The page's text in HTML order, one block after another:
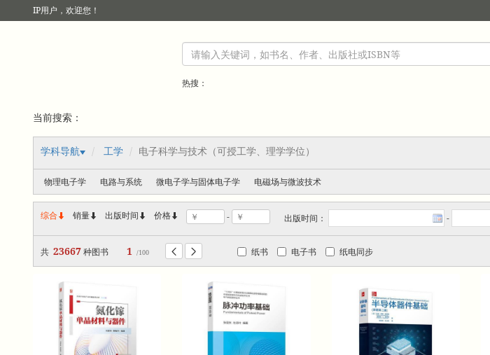
IP用户，欢迎您！
热搜：
当前搜索：
学科导航 工学 电子科学与技术（可授工学、理学学位）
物理电子学 电路与系统 微电子学与固体电子学 电磁场与微波技术
综合 销量 出版时间  价格 - 出版时间： -
共 23667种图书 1 /100   纸书 电子书 纸电同步